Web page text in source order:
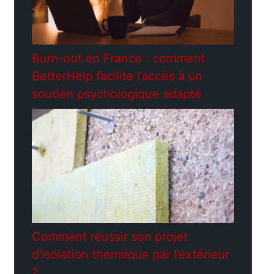
Burn-out en France : comment
BetterHelp facilite l’accès à un
soutien psychologique adapté
Comment réussir son projet
d’isolation thermique par l’extérieur